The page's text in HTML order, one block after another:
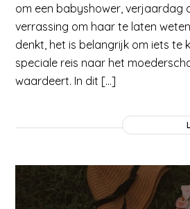
om een babyshower, verjaardag
verrassing om haar te laten
denkt, het is belangrijk om iets te
speciale reis naar het
waardeert. In dit […]